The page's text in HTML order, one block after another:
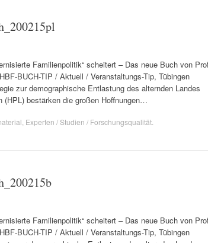
Familienpolitik“ scheitert – Das neue Buch von
BUCH-TIP / Aktuell / Veranstaltungs-Tip, Tübingen
zur demographische Entlastung des alternden Landes
(HPL) bestärken die großen Hoffnungen…
Experten / Studien / Forschungsqualität
Familienpolitik“ scheitert – Das neue Buch von
BUCH-TIP / Aktuell / Veranstaltungs-Tip, Tübingen